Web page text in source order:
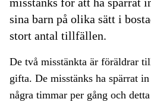
sina barn på olika sätt i
stort antal tillfällen.
De två misstänkta är föräldrar
gifta. De misstänks ha spärrat
några timmar per gång och